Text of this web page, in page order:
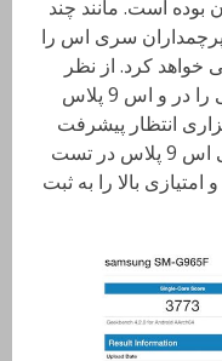
بوده است. مانند چند
سری اس را
کرد. از نظر
طراحی بعید است تغییر محسوسی را در و اس 9 پلاس
انتظار پیشرفت
چشمگیری را داریم. اکنون گلکسی اس 9 پلاس در تست
بالا را به ثبت